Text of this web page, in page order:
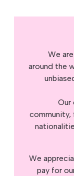
We
around the
Our
community,
We
pay for